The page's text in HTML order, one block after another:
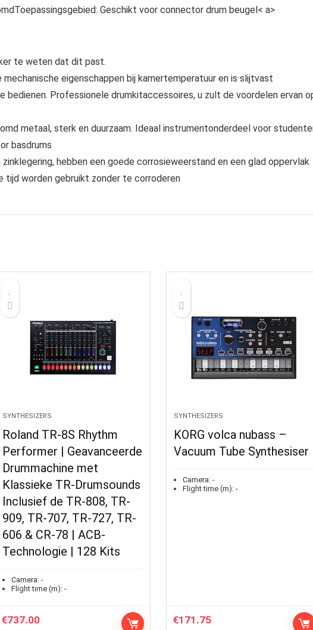
Geschikt voor connector drum beugel< a>
te weten dat dit past.
eigenschappen bij kamertemperatuur en is slijtvast
bedienen. Professionele drumkitaccessoires, u zult de voordelen ervan
metaal, sterk en duurzaam. Ideaal instrumentonderdeel voor
basdrums
hebben een goede corrosieweerstand en een glad oppervlak
tijd worden gebruikt zonder te corroderen
SYNTHESIZERS
Roland TR-8S Rhythm
Performer | Geavanceerde
Drummachine met
Klassieke TR-Drumsounds
Inclusief de TR-808, TR-
909, TR-707, TR-727, TR-
606 & CR-78 | ACB-
Technologie | 128 Kits
Camera:-
Flight time (m):-
€737.00
SYNTHESIZERS
KORG volca nubass –
Vacuum Tube Synthesiser
Camera: -
Flight time (m): -
€171.75